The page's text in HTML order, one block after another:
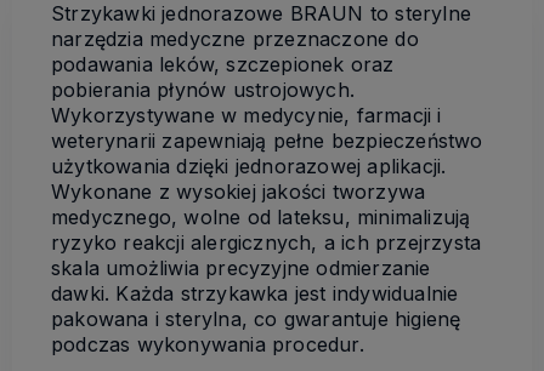
Strzykawki jednorazowe BRAUN to sterylne
narzędzia medyczne przeznaczone do
podawania leków, szczepionek oraz
pobierania płynów ustrojowych.
Wykorzystywane w medycynie, farmacji i
weterynarii zapewniają pełne bezpieczeństwo
użytkowania dzięki jednorazowej aplikacji.
Wykonane z wysokiej jakości tworzywa
medycznego, wolne od lateksu, minimalizują
ryzyko reakcji alergicznych, a ich przejrzysta
skala umożliwia precyzyjne odmierzanie
dawki. Każda strzykawka jest indywidualnie
pakowana i sterylna, co gwarantuje higienę
podczas wykonywania procedur.